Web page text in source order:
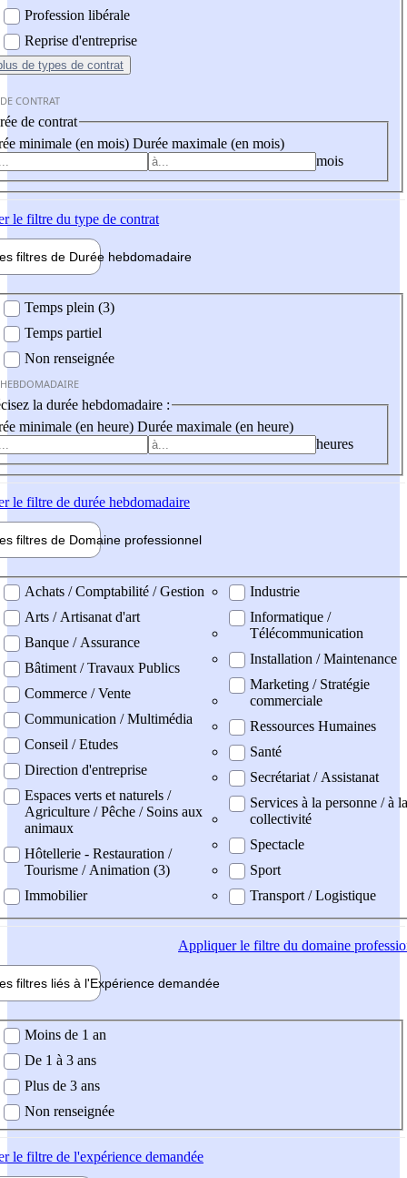
Profession libérale
Reprise d'entreprise
de types de contrat
CONTRAT
de contrat
minimale (en mois) Durée maximale (en mois)
mois
le filtre du type de contrat
filtres de Durée hebdomadaire
Temps plein (3)
Temps partiel
Non renseignée
la durée hebdomadaire :
minimale (en heure) Durée maximale (en heure)
heures
le filtre de durée hebdomadaire
filtres de Domaine professionnel
professionel
Achats / Comptabilité / Gestion
Arts / Artisanat d'art
Banque / Assurance
Bâtiment / Travaux Publics
Commerce / Vente
Communication / Multimédia
Conseil / Etudes
Direction d'entreprise
Espaces verts et naturels /
Agriculture / Pêche / Soins aux
animaux
Hôtellerie - Restauration /
Tourisme / Animation (3)
Immobilier
Industrie
Informatique /
Télécommunication
Installation / Maintenance
Marketing / Stratégie
commerciale
Ressources Humaines
Santé
Secrétariat / Assistanat
Services à la personne / à la
collectivité
Spectacle
Sport
Transport / Logistique
Appliquerle filtre du domaine
filtres liés à l'Expérience demandée
demandée
Moins de 1 an
De 1 à 3 ans
Plus de 3 ans
Non renseignée
le filtre de l'expérience demandée